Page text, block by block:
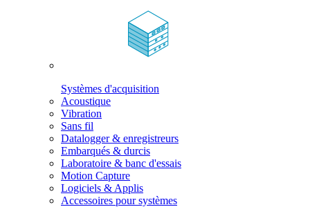
Systèmes d'acquisition
Acoustique
Vibration
Sans fil
Datalogger & enregistreurs
Embarqués & durcis
Laboratoire & banc d'essais
Motion Capture
Logiciels & Applis
Accessoires pour systèmes